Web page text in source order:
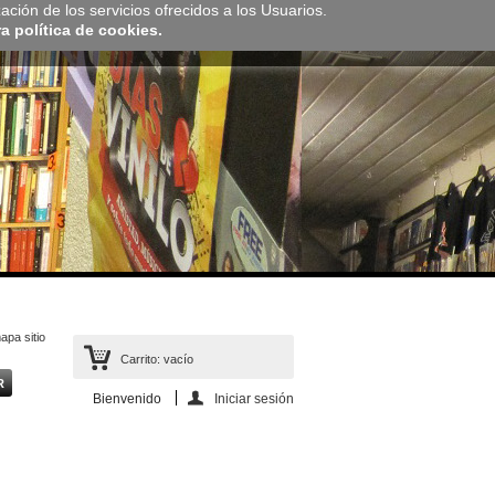
de los servicios ofrecidos a los Usuarios.
política de cookies.
Carrito: vacío
Bienvenido Iniciar sesión
sitio